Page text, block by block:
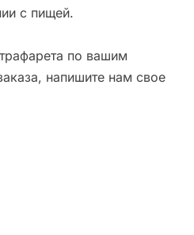
с пищей.
по вашим
напишите нам свое